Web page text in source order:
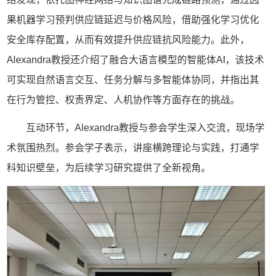
果机器学习预判供应链延迟与价格风险，借助强化学习优化
安全库存配置，从而有效提升供应链抗风险能力。此外，
Alexandra教授还介绍了融合大语言模型的智能体AI，该技术
可实现自然语言交互、任务分解与多智能体协同，并指出其
在行为管控、权责界定、人机协作等方面存在的挑战。
互动环节，Alexandra教授与参会学生深入交流，现场学
术氛围热烈。参会学子表示，讲座横跨理论与实践，打通学
科知识壁垒，为后续学习研究提供了全新视角。